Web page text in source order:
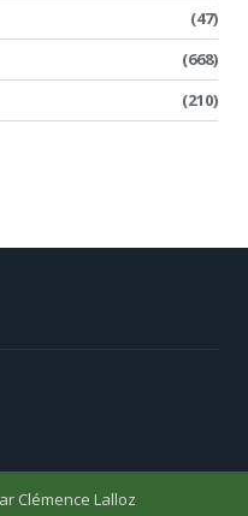
(47)
(668)
(210)
Clémence Lalloz